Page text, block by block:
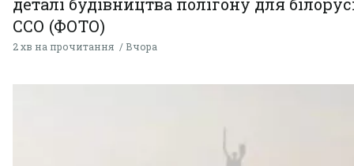
ССО (ФОТО)
2 хв на прочитання Вчора